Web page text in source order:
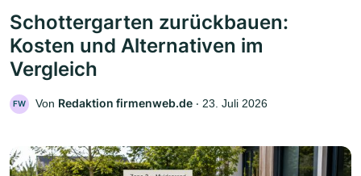
Schottergarten zurückbauen:
Kosten und Alternativen im
Vergleich
FW Von Redaktion firmenweb.de ‧ 23. Juli 2026